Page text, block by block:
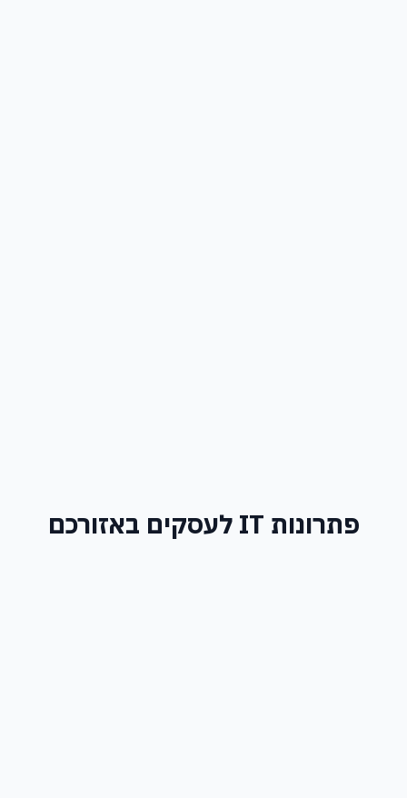
פתרונות IT לעסקים באזורכם